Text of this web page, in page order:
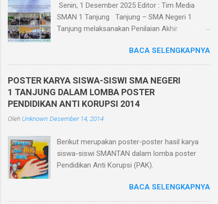
Senin, 1 Desember 2025 Editor : Tim Media
SMAN 1 Tanjung Tanjung – SMA Negeri 1
Tanjung melaksanakan Penilaian Akhir
teknologi informatika pada tanggal 1 - 6
Desember 2025. Penilaian Akhir Semester
Berbasis Teknologi Informatika ini diikuti oleh
seluruh siswa kelas X, XI, dan XII di kelasnya
masing-masing yang berjumlah 30 ruang.
Teknologi Informatika ini dilaksanakan dalam
peserta ujian menggunakan HP. Dan bagi siswa
yang tidak memiliki HP sekolah memfasilitasi
dengan menggunakan komputer di ruang
Penilaian Akhir Semester berbasis teknologi
BACA SELENGKAPNYA
POSTER KARYA SISWA-SISWI SMA NEGERI
1 TANJUNG DALAM LOMBA POSTER
PENDIDIKAN ANTI KORUPSI 2014
OlehUnknown Desember 14, 2014
Berikut merupakan poster-poster hasil karya
siswa-siswi SMANTAN dalam lomba poster
Pendidikan Anti Korupsi (PAK).
BACA SELENGKAPNYA